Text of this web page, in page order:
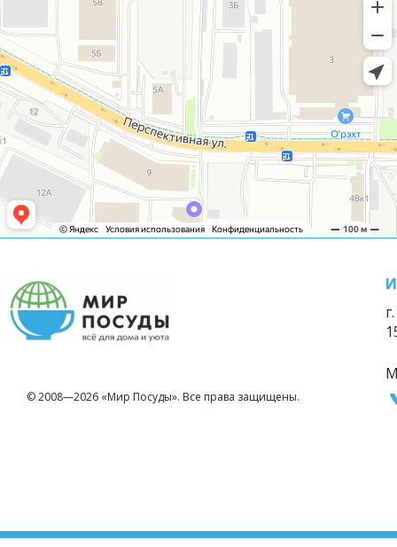
© 2008—2026 «Мир Посуды». Все права защищены.